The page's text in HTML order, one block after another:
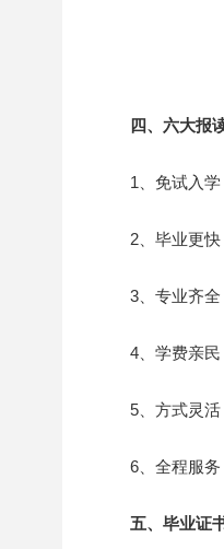
四、六大报
1、免试入学：
2、毕业更快：
3、专业齐全：
4、学费亲民：
5、方式灵活：
6、全程服务：
五、毕业证